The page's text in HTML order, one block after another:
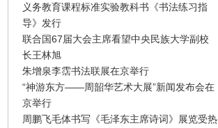
义务教育课程标准实验教科书《书法练习指
导》发行
联合国67届大会主席看望中央民族大学副校
长王林旭
朱增泉李霑书法联展在京举行
“神游东方——周韶华艺术大展”新闻发布会在
京举行
周鹏飞毛体书写《毛泽东主席诗词》展览受热